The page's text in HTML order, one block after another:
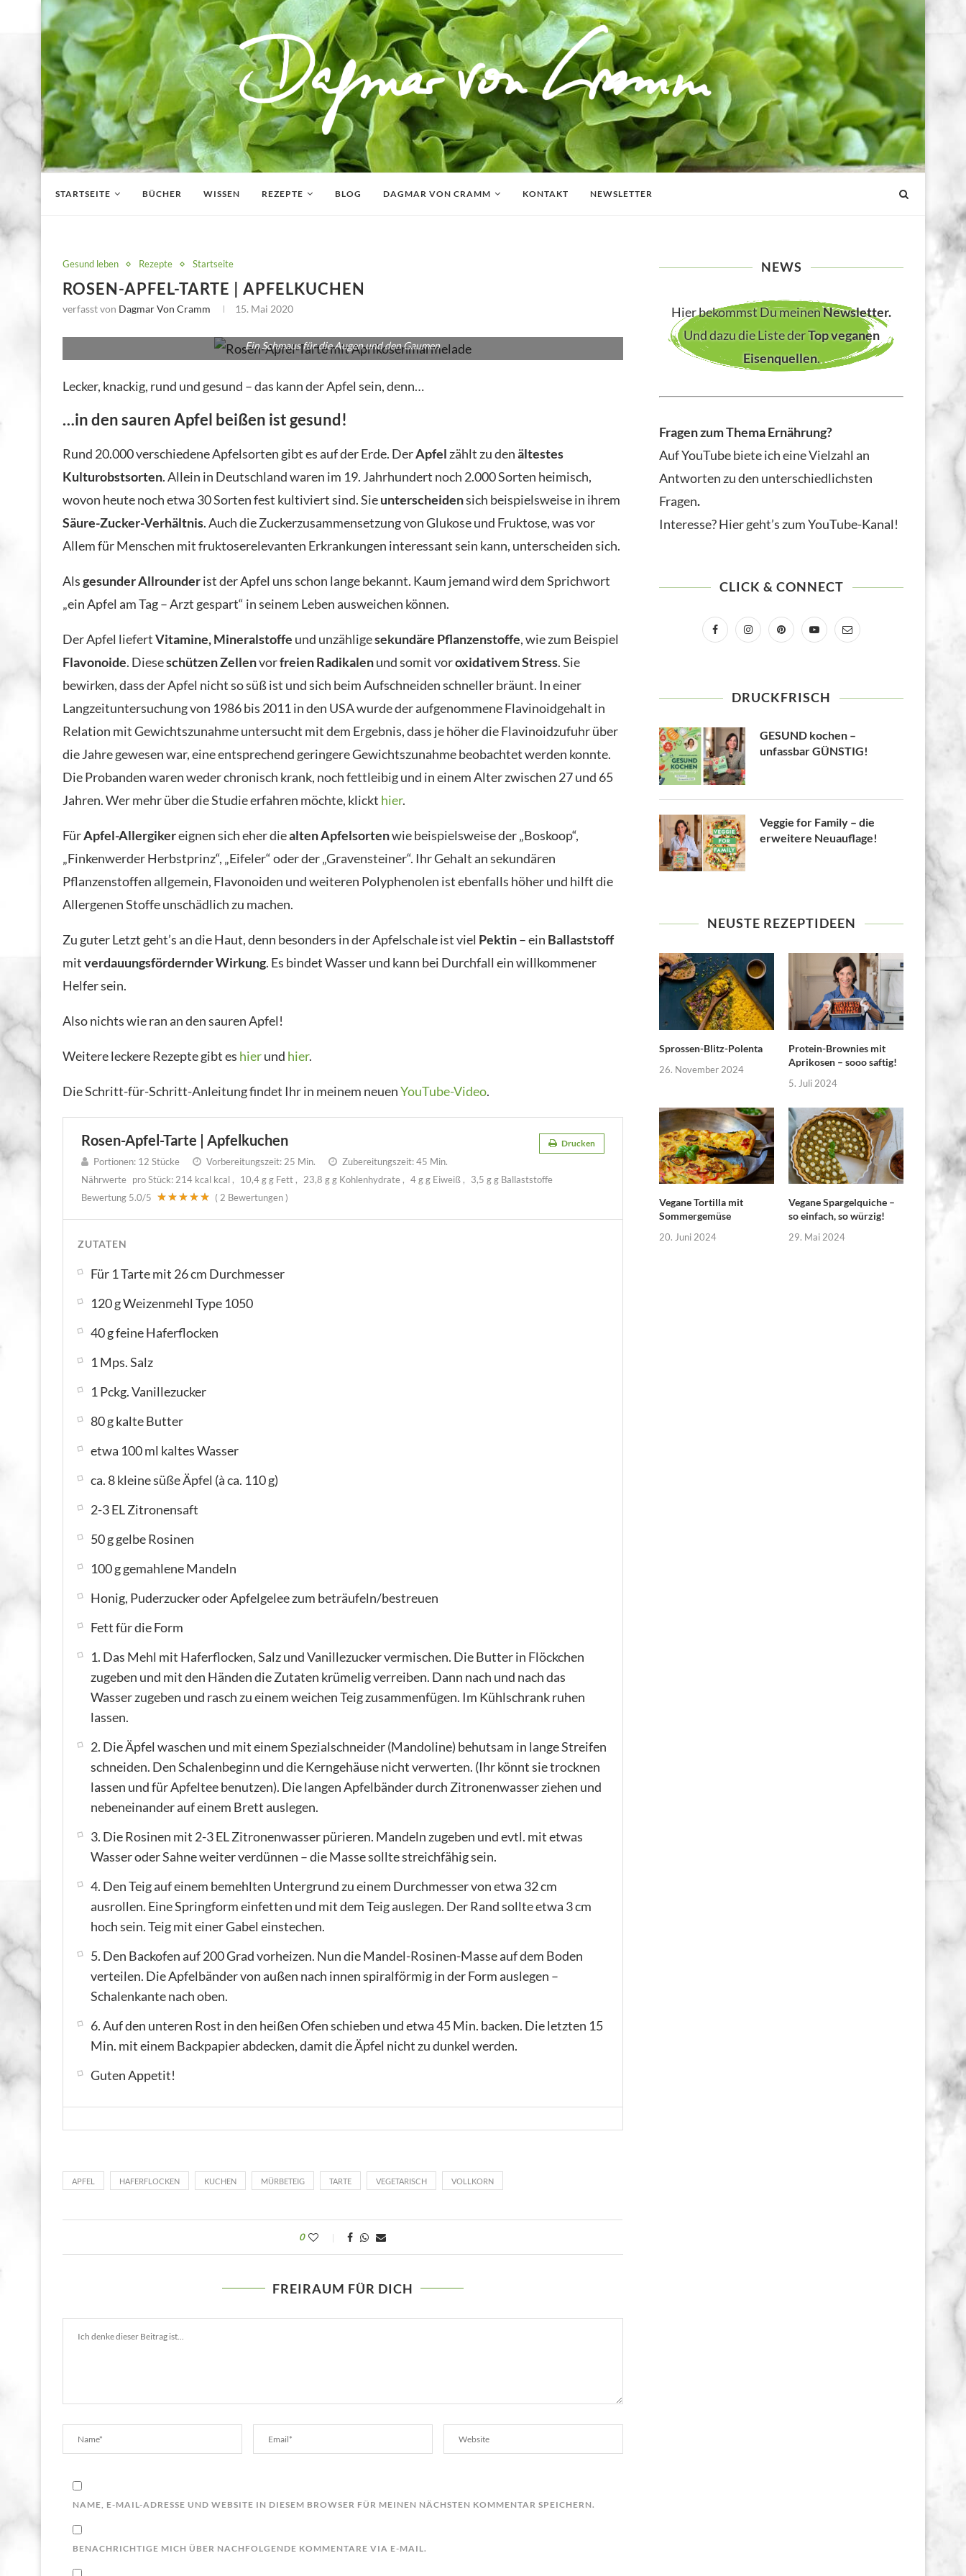
STARTSEITE BÜCHER WISSEN REZEPTE BLOG DAGMAR VON CRAMM KONTAKT NEWSLETTER
Gesund leben Rezepte Startseite
ROSEN-APFEL-TARTE | APFELKUCHEN
verfasst von Dagmar Von Cramm 15. Mai 2020
Ein Schmaus für die Augen und den Gaumen
Lecker, knackig, rund und gesund – das kann der Apfel sein, denn…
…in den sauren Apfel beißen ist gesund!
Rund 20.000 verschiedene Apfelsorten gibt es auf der Erde. DerApfel zählt zu denältestes
Kulturobstsorten. Allein in Deutschland waren im 19. Jahrhundert noch 2.000 Sorten heimisch,
wovon heute noch etwa 30 Sorten fest kultiviert sind. Sieunterscheidensich beispielsweise in ihrem
Säure-Zucker-Verhältnis. Auch die Zuckerzusammensetzung von Glukose und Fruktose, was vor
Allem für Menschen mit fruktoserelevanten Erkrankungen interessant sein kann, unterscheiden sich.
Alsgesunder Allrounderist der Apfel uns schon lange bekannt. Kaum jemand wird dem Sprichwort
„ein Apfel am Tag – Arzt gespart“ in seinem Leben ausweichen können.
Der Apfel liefertVitamine, Mineralstoffe und unzähligesekundäre Pflanzenstoffe, wie zum Beispiel
Flavonoide. Dieseschützen Zellenvorfreien Radikalenund somit voroxidativem Stress. Sie
bewirken, dass der Apfel nicht so süß ist und sich beim Aufschneiden schneller bräunt. In einer
Langzeituntersuchung von 1986 bis 2011 in den USA wurde der aufgenommene Flavinoidgehalt in
Relation mit Gewichtszunahme untersucht mit dem Ergebnis, dass je höher die Flavinoidzufuhr über
die Jahre gewesen war, eine entsprechend geringere Gewichtszunahme beobachtet werden konnte.
Die Probanden waren weder chronisch krank, noch fettleibig und in einem Alter zwischen 27 und 65
Jahren. Wer mehr über die Studie erfahren möchte, klickt hier.
FürApfel-Allergikereignen sich eher diealten Apfelsortenwie beispielsweise der „Boskoop“,
„Finkenwerder Herbstprinz“, „Eifeler“ oder der „Gravensteiner“. Ihr Gehalt an sekundären
Pflanzenstoffen allgemein, Flavonoiden und weiteren Polyphenolen ist ebenfalls höher und hilft die
Allergenen Stoffe unschädlich zu machen.
Zu guter Letzt geht’s an die Haut, denn besonders in der Apfelschale ist viel Pektin– ein Ballaststoff
mitverdauungsfördernder Wirkung. Es bindet Wasser und kann bei Durchfall ein willkommener
Helfer sein.
Also nichts wie ran an den sauren Apfel!
Weitere leckere Rezepte gibt es hierund hier.
Die Schritt-für-Schritt-Anleitung findet Ihr in meinem neuenYouTube-Video.
Rosen-Apfel-Tarte | Apfelkuchen Drucken
Portionen: 12 Stücke Vorbereitungszeit: 25 Min. Zubereitungszeit:45 Min.
Nährwerte pro Stück: 214 kcal kcal 10,4 g g Fett 23,8 g g Kohlenhydrate 4 g g Eiweiß
3,5 g g Ballaststoffe
Bewertung 5.0/5 ( 2 Bewertungen )
ZUTATEN
Für 1 Tarte mit 26 cm Durchmesser
120 g Weizenmehl Type 1050
40 g feine Haferflocken
1 Mps. Salz
1 Pckg. Vanillezucker
80 g kalte Butter
etwa 100 ml kaltes Wasser
ca. 8 kleine süße Äpfel (à ca. 110 g)
2-3 EL Zitronensaft
50 g gelbe Rosinen
100 g gemahlene Mandeln
Honig, Puderzucker oder Apfelgelee zum beträufeln/bestreuen
Fett für die Form
1. Das Mehl mit Haferflocken, Salz und Vanillezucker vermischen. Die Butter in Flöckchen
zugeben und mit den Händen die Zutaten krümelig verreiben. Dann nach und nach das
Wasser zugeben und rasch zu einem weichen Teig zusammenfügen. Im Kühlschrank ruhen
lassen.
2. Die Äpfel waschen und mit einem Spezialschneider (Mandoline) behutsam in lange Streifen
schneiden. Den Schalenbeginn und die Kerngehäuse nicht verwerten. (Ihr könnt sie trocknen
lassen und für Apfeltee benutzen). Die langen Apfelbänder durch Zitronenwasser ziehen und
nebeneinander auf einem Brett auslegen.
3. Die Rosinen mit 2-3 EL Zitronenwasser pürieren. Mandeln zugeben und evtl. mit etwas
Wasser oder Sahne weiter verdünnen – die Masse sollte streichfähig sein.
4. Den Teig auf einem bemehlten Untergrund zu einem Durchmesser von etwa 32 cm
ausrollen. Eine Springform einfetten und mit dem Teig auslegen. Der Rand sollte etwa 3 cm
hoch sein. Teig mit einer Gabel einstechen.
5. Den Backofen auf 200 Grad vorheizen. Nun die Mandel-Rosinen-Masse auf dem Boden
verteilen. Die Apfelbänder von außen nach innen spiralförmig in der Form auslegen –
Schalenkante nach oben.
6. Auf den unteren Rost in den heißen Ofen schieben und etwa 45 Min. backen. Die letzten 15
Min. mit einem Backpapier abdecken, damit die Äpfel nicht zu dunkel werden.
Guten Appetit!
APFEL HAFERFLOCKEN KUCHEN MÜRBETEIG TARTE VEGETARISCH VOLLKORN
0
FREIRAUM FÜR DICH
NAME, E-MAIL-ADRESSE UND WEBSITE IN DIESEM BROWSER FÜR MEINEN NÄCHSTEN KOMMENTAR SPEICHERN.
BENACHRICHTIGE MICH ÜBER NACHFOLGENDE KOMMENTARE VIA E-MAIL.
NEWS
Hier bekommst Du meinenNewsletter.
Und dazu die Liste derTop veganen
Eisenquellen.
Fragen zum Thema Ernährung?
Auf YouTube biete ich eine Vielzahl an
Antworten zu den unterschiedlichsten
Fragen.
Interesse? Hier geht’s zum YouTube-Kanal!
CLICK & CONNECT
DRUCKFRISCH
GESUND kochen –
unfassbar GÜNSTIG!
Veggie for Family – die
erweitere Neuauflage!
NEUSTE REZEPTIDEEN
Sprossen-Blitz-Polenta
26. November 2024
Protein-Brownies mit
Aprikosen – sooo saftig!
5. Juli 2024
Vegane Tortilla mit
Sommergemüse
20. Juni 2024
Vegane Spargelquiche –
so einfach, so würzig!
29. Mai 2024